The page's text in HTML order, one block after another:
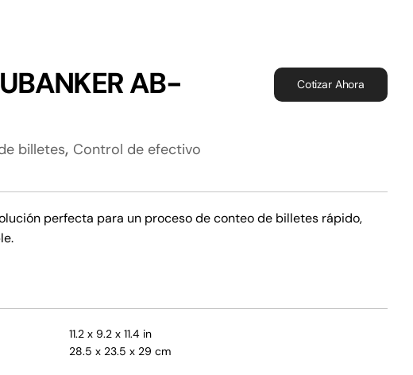
AB-
billetes, Control de efectivo
Cotizar Ahora
perfecta para un proceso de conteo de billetes rápido,
11.2 x 9.2 x 11.4 in
28.5 x 23.5 x 29 cm